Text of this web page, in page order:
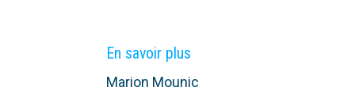
En savoir plus
Marion Mounic